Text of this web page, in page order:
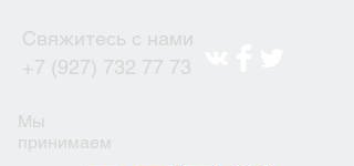
Свяжитесь с нами
+7 (927) 732 77 73
Мы
принимаем